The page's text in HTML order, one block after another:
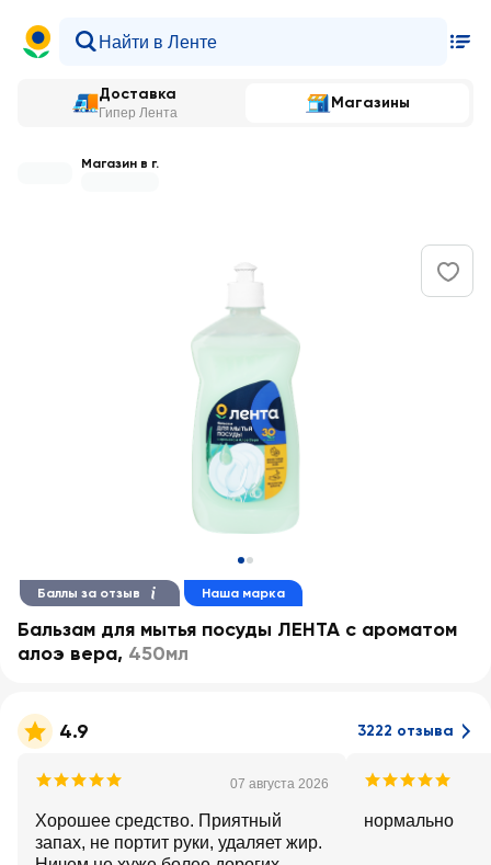
Доставка
Гипер Лента
Магазины
Магазин в г.
Баллы за отзыв Наша марка
Бальзам для мытья посуды ЛЕНТА с ароматом
алоэ вера, 450мл
4.9 3222 отзыва
07 августа 2026
Хорошее средство. Приятный
запах, не портит руки, удаляет жир.
нормально